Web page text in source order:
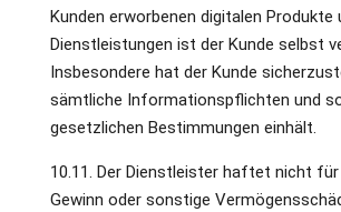
Kunden erworbenen digitalen Produkte
Dienstleistungen ist der Kunde selbst
Insbesondere hat der Kunde
sämtliche Informationspflichten und
gesetzlichen Bestimmungen einhält.
10.11. Der Dienstleister haftet nicht
Gewinn oder sonstige